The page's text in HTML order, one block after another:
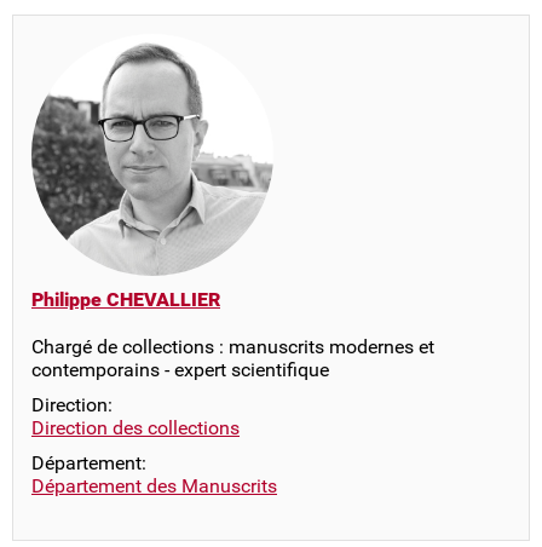
Philippe CHEVALLIER
Chargé de collections : manuscrits modernes et
contemporains - expert scientifique
Direction:
Direction des collections
Département:
Département des Manuscrits